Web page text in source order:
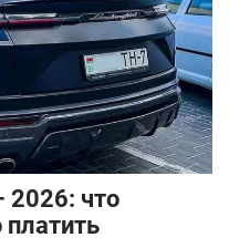
2026: что
платить